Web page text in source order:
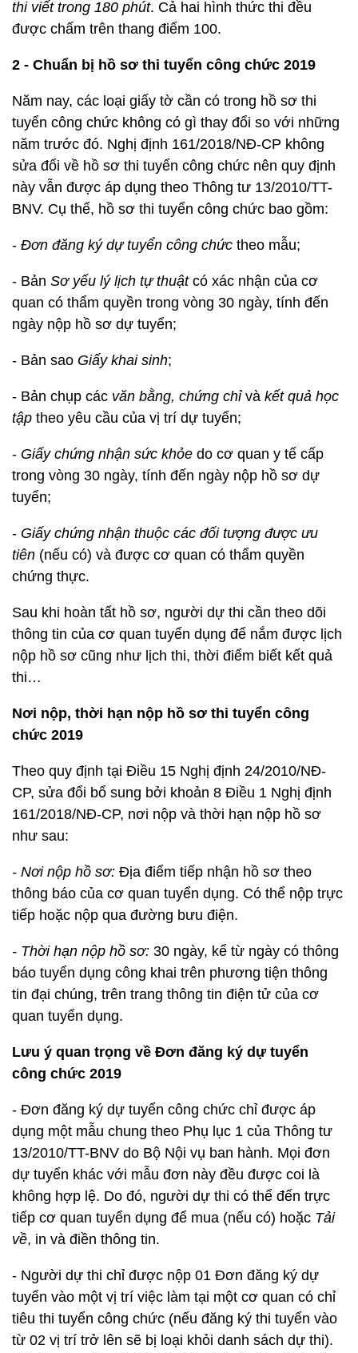
thi viết trong 180 phút. Cả hai hình thức thi đều
được chấm trên thang điểm 100.
2 - Chuẩn bị hồ sơ thi tuyển công chức 2019
Năm nay, các loại giấy tờ cần có trong hồ sơ thi
tuyển công chức không có gì thay đổi so với những
năm trước đó. Nghị định 161/2018/NĐ-CP không
sửa đổi về hồ sơ thi tuyển công chức nên quy định
này vẫn được áp dụng theo Thông tư 13/2010/TT-
BNV. Cụ thể, hồ sơ thi tuyển công chức bao gồm:
- Đơn đăng ký dự tuyển công chức theo mẫu;
- Bản Sơ yếu lý lịch tự thuậtcó xác nhận của cơ
quan có thẩm quyền trong vòng 30 ngày, tính đến
ngày nộp hồ sơ dự tuyển;
- Bản sao Giấy khai sinh;
- Bản chụp các văn bằng, chứng chỉvà kết quả học
tập theo yêu cầu của vị trí dự tuyển;
- Giấy chứng nhận sức khỏe do cơ quan y tế cấp
trong vòng 30 ngày, tính đến ngày nộp hồ sơ dự
tuyển;
- Giấy chứng nhận thuộc các đối tượng được ưu
tiên (nếu có) và được cơ quan có thẩm quyền
chứng thực.
Sau khi hoàn tất hồ sơ, người dự thi cần theo dõi
thông tin của cơ quan tuyển dụng để nắm được lịch
nộp hồ sơ cũng như lịch thi, thời điểm biết kết quả
thi…
Nơi nộp, thời hạn nộp hồ sơ thi tuyển công
chức 2019
Theo quy định tại Điều 15 Nghị định 24/2010/NĐ-
CP, sửa đổi bổ sung bởi khoản 8 Điều 1 Nghị định
161/2018/NĐ-CP, nơi nộp và thời hạn nộp hồ sơ
như sau:
- Nơi nộp hồ sơ: Địa điểm tiếp nhận hồ sơ theo
thông báo của cơ quan tuyển dụng. Có thể nộp trực
tiếp hoặc nộp qua đường bưu điện.
- Thời hạn nộp hồ sơ: 30 ngày, kể từ ngày có thông
báo tuyển dụng công khai trên phương tiện thông
tin đại chúng, trên trang thông tin điện tử của cơ
quan tuyển dụng.
Lưu ý quan trọng về Đơn đăng ký dự tuyển
công chức 2019
- Đơn đăng ký dự tuyển công chức chỉ được áp
dụng một mẫu chung theo Phụ lục 1 của Thông tư
13/2010/TT-BNV do Bộ Nội vụ ban hành. Mọi đơn
dự tuyển khác với mẫu đơn này đều được coi là
không hợp lệ. Do đó, người dự thi có thể đến trực
tiếp cơ quan tuyển dụng để mua (nếu có) hoặc Tải
về, in và điền thông tin.
- Người dự thi chỉ được nộp 01 Đơn đăng ký dự
tuyển vào một vị trí việc làm tại một cơ quan có chỉ
tiêu thi tuyển công chức (nếu đăng ký thi tuyển vào
từ 02 vị trí trở lên sẽ bị loại khỏi danh sách dự thi).